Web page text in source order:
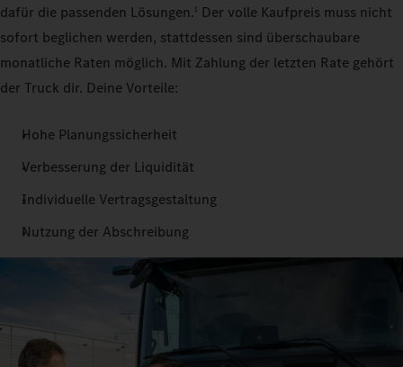
dafür die passenden Lösungen.1 Der volle Kaufpreis muss nicht
sofort beglichen werden, stattdessen sind überschaubare
monatliche Raten möglich. Mit Zahlung der letzten Rate gehört
der Truck dir. Deine Vorteile:
Hohe Planungssicherheit
Verbesserung der Liquidität
Individuelle Vertragsgestaltung
Nutzung der Abschreibung